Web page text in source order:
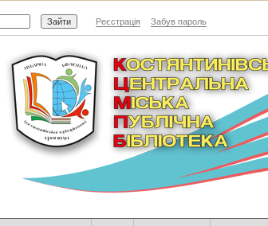
Реєстрація Забув пароль